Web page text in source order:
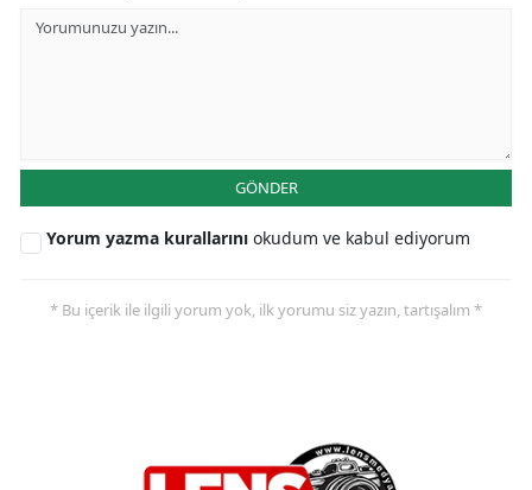
GÖNDER
Yorum yazma kurallarını okudum ve kabul ediyorum
* Bu içerik ile ilgili yorum yok, ilk yorumu siz yazın, tartışalım *